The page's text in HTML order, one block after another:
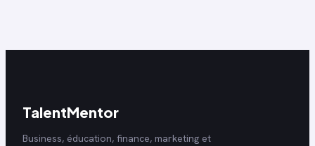
TalentMentor
Business, éducation, finance, marketing et